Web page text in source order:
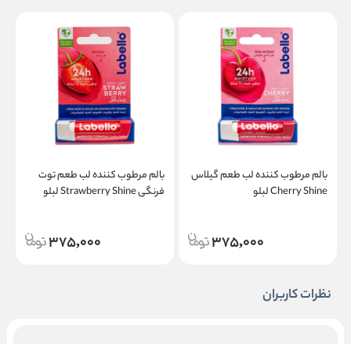
بالم مرطوب کننده لب طعم گیلاس
Cherry Shine لبلو
375,000
بالم مرطوب کننده لب طعم توت
فرنگی Strawberry Shine لبلو
375,000
نظرات کاربران